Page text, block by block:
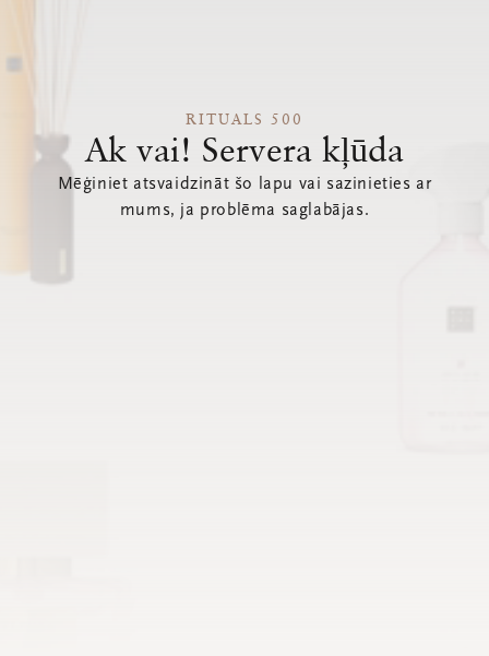
RITUALS 500
Ak vai! Servera kļūda
Mēģiniet atsvaidzināt šo lapu vai sazinieties ar
mums, ja problēma saglabājas.